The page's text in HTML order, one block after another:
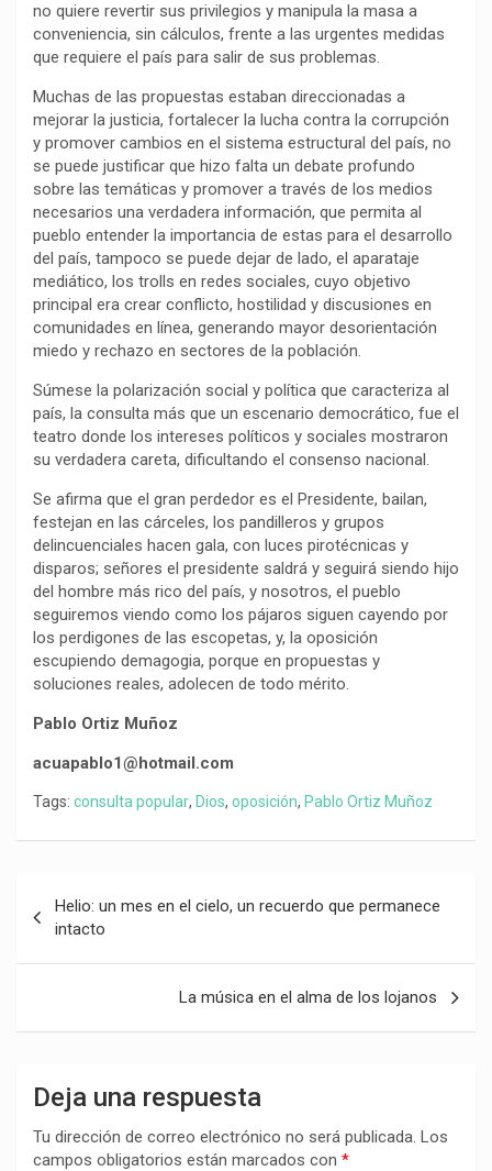
no quiere revertir sus privilegios y manipula la masa a
conveniencia, sin cálculos, frente a las urgentes medidas
que requiere el país para salir de sus problemas.
Muchas de las propuestas estaban direccionadas a
mejorar la justicia, fortalecer la lucha contra la corrupción
y promover cambios en el sistema estructural del país, no
se puede justificar que hizo falta un debate profundo
sobre las temáticas y promover a través de los medios
necesarios una verdadera información, que permita al
pueblo entender la importancia de estas para el desarrollo
del país, tampoco se puede dejar de lado, el aparataje
mediático, los trolls en redes sociales, cuyo objetivo
principal era crear conflicto, hostilidad y discusiones en
comunidades en línea, generando mayor desorientación
miedo y rechazo en sectores de la población.
Súmese la polarización social y política que caracteriza al
país, la consulta más que un escenario democrático, fue el
teatro donde los intereses políticos y sociales mostraron
su verdadera careta, dificultando el consenso nacional.
Se afirma que el gran perdedor es el Presidente, bailan,
festejan en las cárceles, los pandilleros y grupos
delincuenciales hacen gala, con luces pirotécnicas y
disparos; señores el presidente saldrá y seguirá siendo hijo
del hombre más rico del país, y nosotros, el pueblo
seguiremos viendo como los pájaros siguen cayendo por
los perdigones de las escopetas, y, la oposición
escupiendo demagogia, porque en propuestas y
soluciones reales, adolecen de todo mérito.
Pablo Ortiz Muñoz
acuapablo1@hotmail.com
Tags: consulta popular, Dios, oposición, Pablo Ortiz Muñoz
de
entradas
Helio: un mes en el cielo, un recuerdo que permanece
intacto
La música en el alma de los lojanos
Deja una respuesta
Tu dirección de correo electrónico no será publicada. Los
campos obligatorios están marcados con *